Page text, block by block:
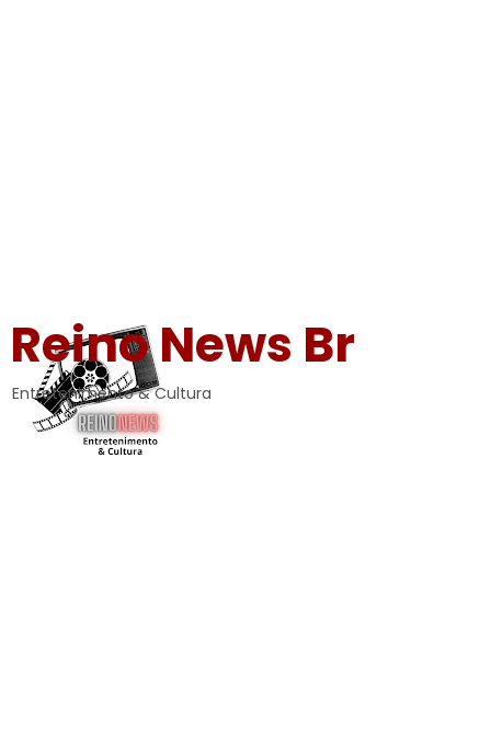
Reino News Br
Entretenimento & Cultura